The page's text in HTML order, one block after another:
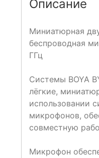
Описание
Миниатюрная
беспроводная
ГГц
Системы BOYA
лёгкие,
использовании
микрофонов,
совместную
Микрофон